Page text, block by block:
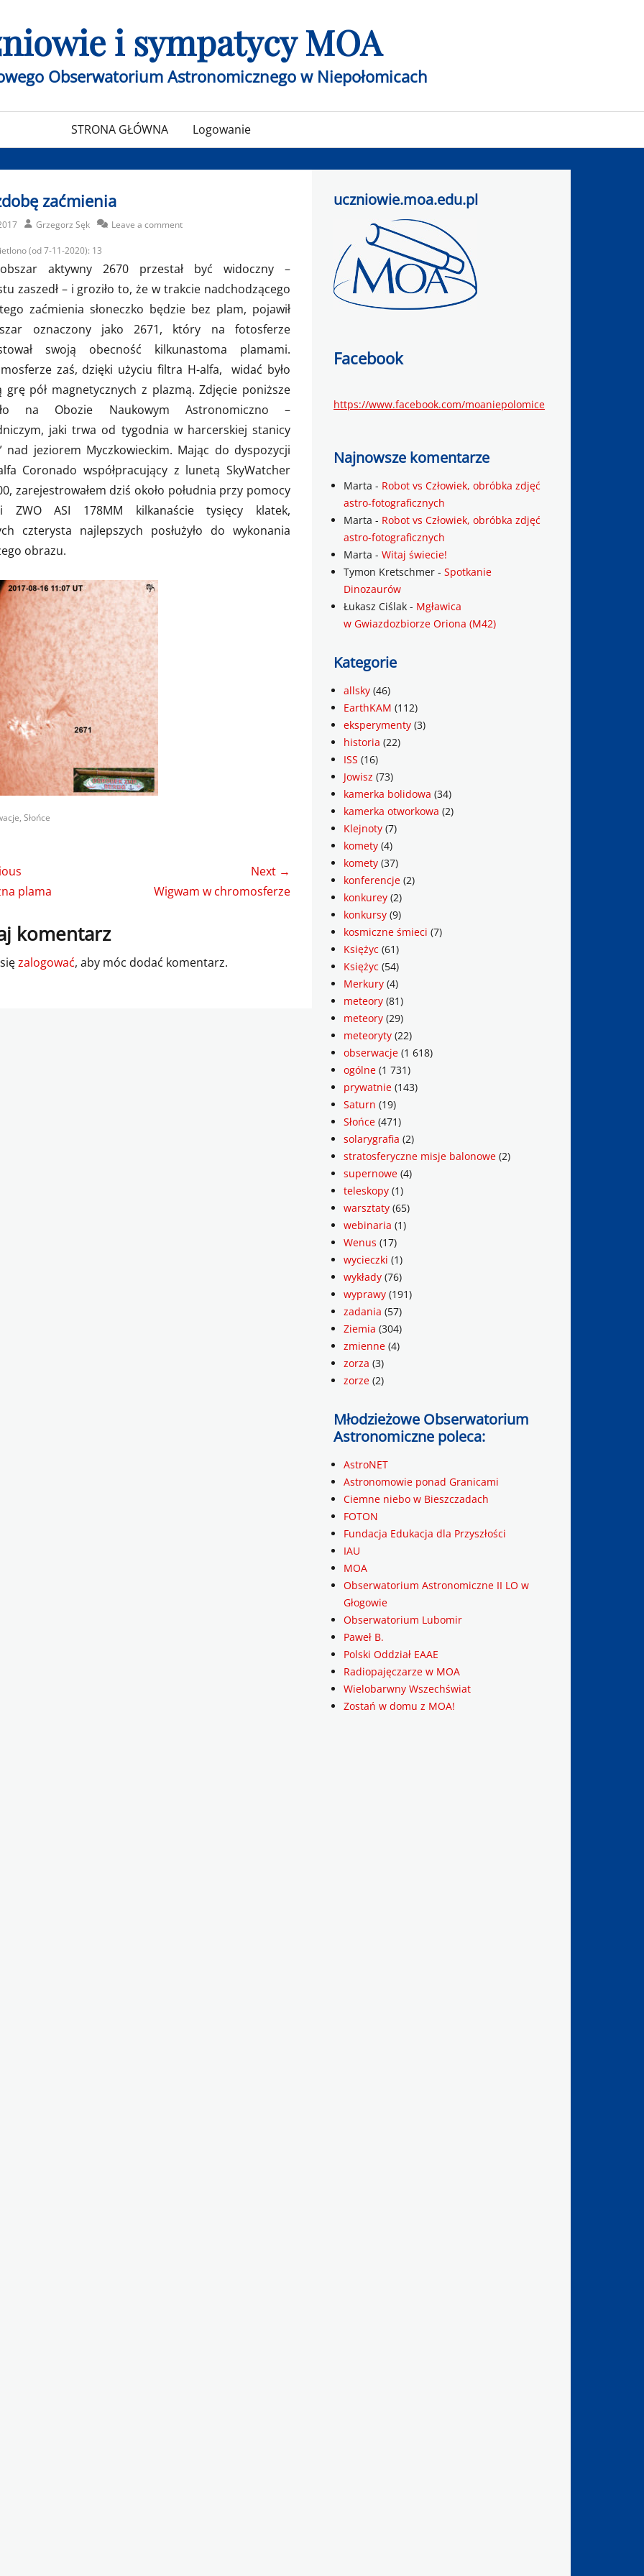
i sympatycy MOA
Obserwatorium Astronomicznego w Niepołomicach
STRONA GŁÓWNA Logowanie
zaćmienia
Author
Grzegorz Sęk Leave a comment
(od 7-11-2020): 13
aktywny 2670 przestał być widoczny –
zaszedł – i groziło to, że w trakcie nadchodzącego
zaćmienia słoneczko będzie bez plam, pojawił
oznaczony jako 2671, który na fotosferze
swoją obecność kilkunastoma plamami.
zaś, dzięki użyciu filtra H-alfa, widać było
grę pół magnetycznych z plazmą. Zdjęcie poniższe
na Obozie Naukowym Astronomiczno –
jaki trwa od tygodnia w harcerskiej stanicy
nad jeziorem Myczkowieckim. Mając do dyspozycji
Coronado współpracujący z lunetą SkyWatcher
zarejestrowałem dziś około południa przy pomocy
ZWO ASI 178MM kilkanaście tysięcy klatek,
czterysta najlepszych posłużyło do wykonania
obrazu.
, Słońce
plama
Next →
Wigwam w chromosferze
komentarz
zalogować, aby móc dodać komentarz.
uczniowie.moa.edu.pl
Facebook
https://www.facebook.com/moaniepolomice
Najnowsze komentarze
Marta - Robot vs Człowiek, obróbka zdjęć
astro-fotograficznych
Marta - Robot vs Człowiek, obróbka zdjęć
astro-fotograficznych
Marta - Witaj świecie!
Tymon Kretschmer - Spotkanie
Dinozaurów
Łukasz Ciślak - Mgławica
w Gwiazdozbiorze Oriona (M42)
Kategorie
allsky (46)
EarthKAM (112)
eksperymenty (3)
historia (22)
ISS (16)
Jowisz (73)
kamerka bolidowa (34)
kamerka otworkowa (2)
Klejnoty (7)
komety (4)
komety (37)
konferencje (2)
konkurey (2)
konkursy (9)
kosmiczne śmieci (7)
Księżyc (61)
Księżyc (54)
Merkury (4)
meteory (81)
meteory (29)
meteoryty (22)
obserwacje (1 618)
ogólne (1 731)
prywatnie (143)
Saturn (19)
Słońce (471)
solarygrafia (2)
stratosferyczne misje balonowe (2)
supernowe (4)
teleskopy (1)
warsztaty (65)
webinaria (1)
Wenus (17)
wycieczki (1)
wykłady (76)
wyprawy (191)
zadania (57)
Ziemia (304)
zmienne (4)
zorza (3)
zorze (2)
Młodzieżowe Obserwatorium
Astronomiczne poleca:
AstroNET
Astronomowie ponad Granicami
Ciemne niebo w Bieszczadach
FOTON
Fundacja Edukacja dla Przyszłości
IAU
MOA
Obserwatorium Astronomiczne II LO w
Głogowie
Obserwatorium Lubomir
Paweł B.
Polski Oddział EAAE
Radiopajęczarze w MOA
Wielobarwny Wszechświat
Zostań w domu z MOA!